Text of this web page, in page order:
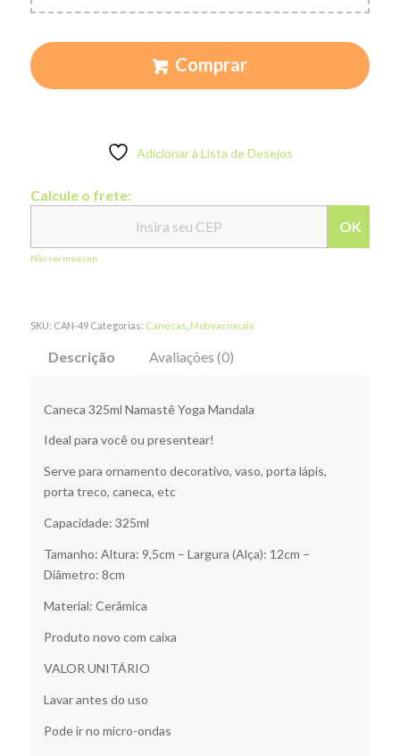
Comprar
Adicionar à Lista de Desejos
Calcule o frete:
OK
Não sei meu cep
SKU: CAN-49 Categorias: Canecas Motivacionais
Descrição Avaliações (0)
Caneca 325ml Namastê Yoga Mandala
Ideal para você ou presentear!
Serve para ornamento decorativo, vaso, porta lápis,
porta treco, caneca, etc
Capacidade: 325ml
Tamanho: Altura: 9,5cm – Largura (Alça): 12cm –
Diâmetro: 8cm
Material: Cerâmica
Produto novo com caixa
VALOR UNITÁRIO
Lavar antes do uso
Pode ir no micro-ondas